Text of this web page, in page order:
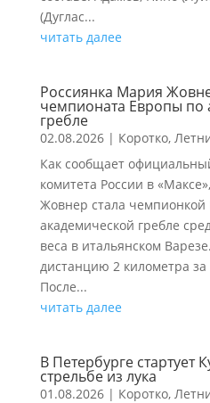
(Дуглас...
читать далее
Россиянка Мария
чемпионата Европы по
гребле
02.08.2026| Коротко,
Как сообщает
комитета России в
Жовнер стала
академической гребле
веса в итальянском
дистанцию 2 километра
После...
читать далее
В Петербурге стартует
стрельбе из лука
01.08.2026| Коротко,